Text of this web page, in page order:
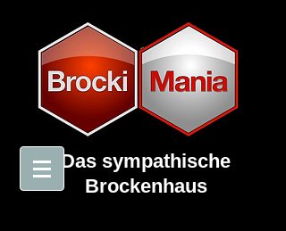
Das sympathische
Brockenhaus